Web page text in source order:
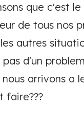
que c'est le
de tous nos
autres
d'un
arrivons a
faire???